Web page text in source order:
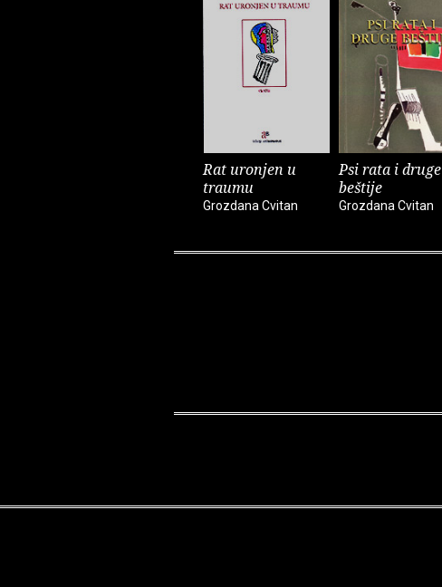
Rat uronjen u
traumu
Grozdana Cvitan
Psi rata i druge
beštije
Grozdana Cvitan